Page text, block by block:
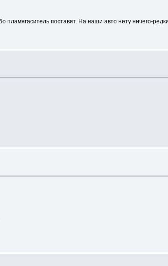
пламягаситель поставят. На наши авто нету ничего-